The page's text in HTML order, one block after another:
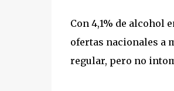
Con 4,1% de alcohol
ofertas nacionales a
regular, pero no